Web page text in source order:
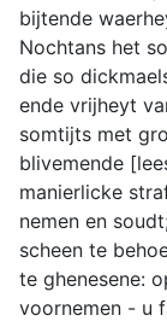
bijtende
Nochtans het
die so
ende vrijheyt
somtijts met
blivemende
manierlicke
nemen en
scheen te
te ghenesene:
voornemen - u